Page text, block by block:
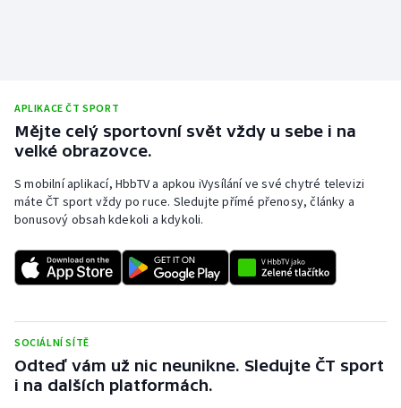
APLIKACE ČT SPORT
Mějte celý sportovní svět vždy u sebe i na
velké obrazovce.
S mobilní aplikací, HbbTV a apkou iVysílání ve své chytré televizi
máte ČT sport vždy po ruce. Sledujte přímé přenosy, články a
bonusový obsah kdekoli a kdykoli.
SOCIÁLNÍ SÍTĚ
Odteď vám už nic neunikne. Sledujte ČT sport
i na dalších platformách.